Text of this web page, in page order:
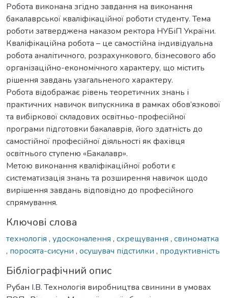
Робота виконана згідно завдання на виконання
бакалаврської кваліфікаційної роботи студенту. Тема
роботи затверджена наказом ректора НУБіП України.
Кваліфікаційна робота – це самостійна індивідуальна
робота аналітичного, розрахункового, бізнесового або
організаційно-економічного характеру, що містить
рішення завдань узагальненого характеру.
Робота відображає рівень теоретичних знань і
практичних навичок випускника в рамках обов’язкової
та вибіркової складових освітньо-професійної
програми підготовки бакалаврів, його здатність до
самостійної професійної діяльності як фахівця
освітнього ступеню «Бакалавр».
Метою виконання кваліфікаційної роботи є
систематизація знань та розширення навичок щодо
вирішення завдань відповідно до професійного
спрямування.
Ключові слова
технологія , удосконалення , схрещування , свиноматка
, поросята-сисуни , осушувач підстилки , продуктивність
Бібліографічний опис
Рубан І.В. Технологія виробництва свинини в умовах